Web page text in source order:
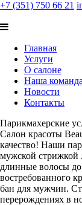
+7 (351) 750 66 21
Главная
Услуги
О салоне
Наша команда
Новости
Контакты
Парикмахерские
Салон красоты
качество! Наши
мужской стрижкой
длинные волосы
востребованного
бан для мужчин.
перерождениях в